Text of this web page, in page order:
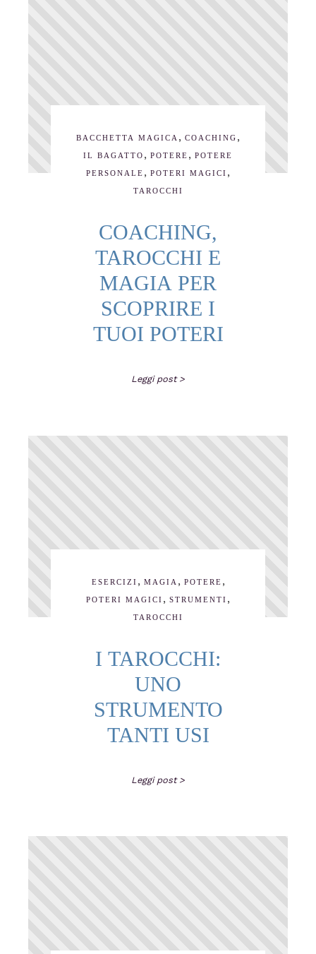
BACCHETTA MAGICA , COACHING ,
IL BAGATTO , POTERE , POTERE
PERSONALE , POTERI MAGICI ,
TAROCCHI
COACHING,
TAROCCHI E
MAGIA PER
SCOPRIRE I
TUOI POTERI
Leggi post >
ESERCIZI , MAGIA , POTERE ,
POTERI MAGICI , STRUMENTI ,
TAROCCHI
I TAROCCHI:
UNO
STRUMENTO
TANTI USI
Leggi post >